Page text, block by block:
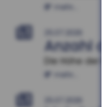
mehr...
Anzahl
Die Höhe
mehr...